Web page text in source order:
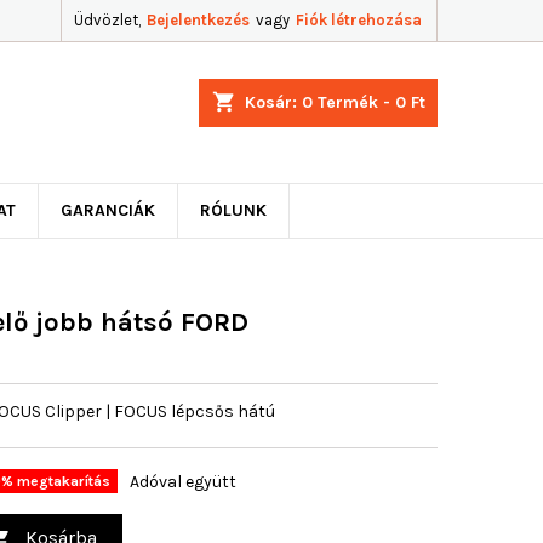
Üdvözlet, Bejelentkezés vagy Fiók létrehozása
shopping_cart Kosár: 0 Termék - 0 Ft
GARANCIÁK RÓLUNK
jobb hátsó FORD
Clipper | FOCUS lépcsős hátú
megtakarítás Adóval együtt
Kosárba